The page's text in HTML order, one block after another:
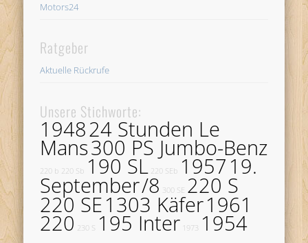
Motors24
Ratgeber
Aktuelle Rückrufe
Unsere Stichworte:
194824 Stunden Le
Mans300 PS Jumbo-Benz
220 b 220 Sb 190 SL 220 SEb 1957 19.
September/8 300 SE 220 S
220 SE1303 Käfer1961
220 230 S 195 Inter 1973 1954